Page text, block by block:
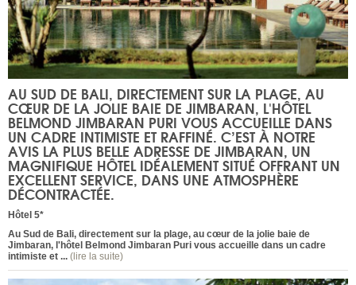
AU SUD DE BALI, DIRECTEMENT SUR LA PLAGE, AU
CŒUR DE LA JOLIE BAIE DE JIMBARAN, L'HÔTEL
BELMOND JIMBARAN PURI VOUS ACCUEILLE DANS
UN CADRE INTIMISTE ET RAFFINÉ. C’EST À NOTRE
AVIS LA PLUS BELLE ADRESSE DE JIMBARAN, UN
MAGNIFIQUE HÔTEL IDÉALEMENT SITUÉ OFFRANT UN
EXCELLENT SERVICE, DANS UNE ATMOSPHÈRE
DÉCONTRACTÉE.
Hôtel 5*
Au Sud de Bali, directement sur la plage, au cœur de la jolie baie de
Jimbaran, l'hôtel Belmond Jimbaran Puri vous accueille dans un cadre
intimiste et ... (lire la suite)